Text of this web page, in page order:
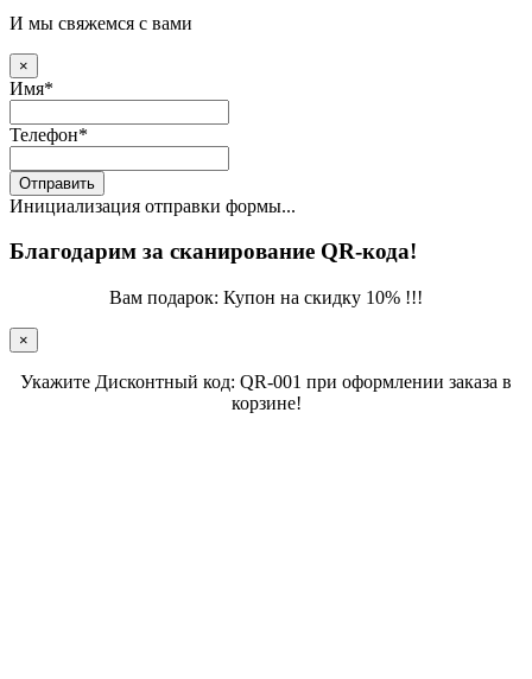
И мы свяжемся с вами
×
Имя*
Телефон*
Отправить
Инициализация отправки формы...
Благодарим за сканирование QR-кода!
Вам подарок: Купон на скидку 10% !!!
×
Укажите Дисконтный код: QR-001 при оформлении заказа в
корзине!